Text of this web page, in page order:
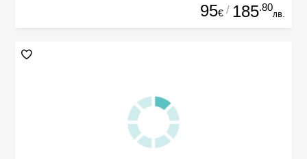
95€ / 185.80
лв.